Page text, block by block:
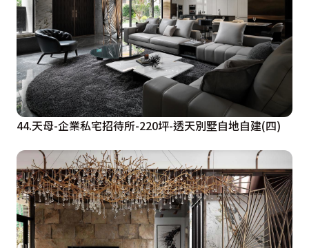
44.天母-企業私宅招待所-220坪-透天別墅自地自建(四)